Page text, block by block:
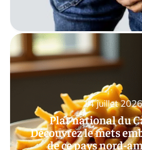
Plat national du
Découvrez le mets
de ce pays nord-
14 juillet 2026